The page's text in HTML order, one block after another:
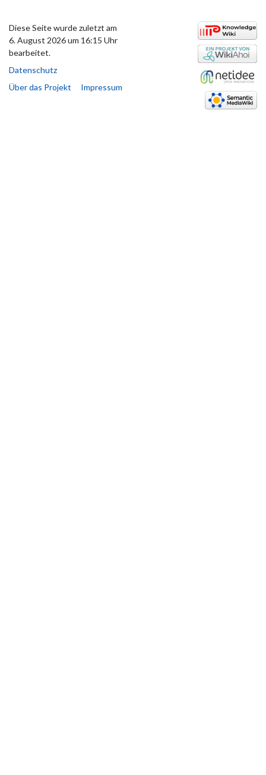
Diese Seite wurde zuletzt am
6. August 2026 um 16:15 Uhr
bearbeitet.
Datenschutz
Über das Projekt
Impressum